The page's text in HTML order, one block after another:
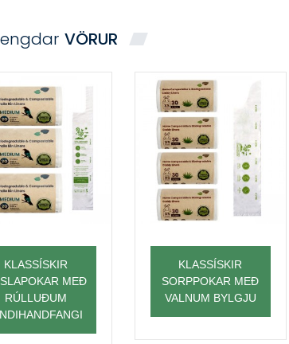
VÖRUR
KLASSÍSKIR
MEÐ
RÚLLUÐUM
KLASSÍSKIR
SORPPOKAR MEÐ
VALNUM BYLGJU